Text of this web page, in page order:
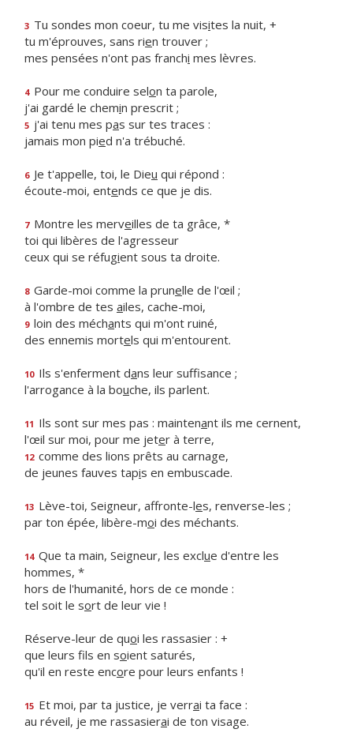
3 Tu sondes mon coeur, tu me visites la nuit, +
tu m'éprouves, sans rien trouver ;
mes pensées n'ont pas franchi mes lèvres.
4 Pour me conduire selon ta parole,
j'ai gardé le chemin prescrit ;
5 j'ai tenu mes pas sur tes traces :
jamais mon pied n'a trébuché.
6 Je t'appelle, toi, le Dieu qui répond :
écoute-moi, entends ce que je dis.
7 Montre les merveilles de ta grâce, *
toi qui libères de l'agresseur
ceux qui se réfugient sous ta droite.
8 Garde-moi comme la prunelle de l'œil ;
à l'ombre de tes ailes, cache-moi,
9 loin des méchants qui m'ont ruiné,
des ennemis mortels qui m'entourent.
10 Ils s'enferment dans leur suffisance ;
l'arrogance à la bouche, ils parlent.
11 Ils sont sur mes pas : maintenant ils me cernent,
l'œil sur moi, pour me jeter à terre,
12 comme des lions prêts au carnage,
de jeunes fauves tapis en embuscade.
13 Lève-toi, Seigneur, affronte-les, renverse-les ;
par ton épée, libère-moi des méchants.
14 Que ta main, Seigneur, les exclue d'entre les
hommes, *
hors de l'humanité, hors de ce monde :
tel soit le sort de leur vie !
Réserve-leur de quoi les rassasier : +
que leurs fils en soient saturés,
qu'il en reste encore pour leurs enfants !
15 Et moi, par ta justice, je verrai ta face :
au réveil, je me rassasierai de ton visage.